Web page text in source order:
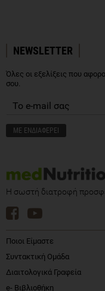
NEWSLETTER
Όλες οι εξελίξεις που
σου.
Η σωστή διατροφή
Ποιοι Είμαστε
Συντακτική Ομάδα
Διαιτολογικά Γραφεία
e- Βιβλιοθήκη